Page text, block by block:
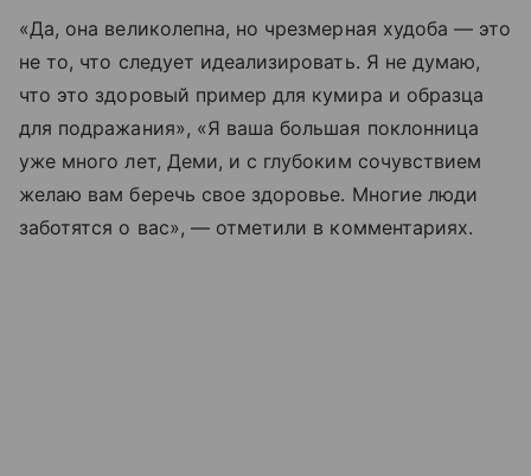
«Да, она великолепна, но чрезмерная худоба — это
не то, что следует идеализировать. Я не думаю,
что это здоровый пример для кумира и образца
для подражания», «Я ваша большая поклонница
уже много лет, Деми, и с глубоким сочувствием
желаю вам беречь свое здоровье. Многие люди
заботятся о вас», — отметили в комментариях.